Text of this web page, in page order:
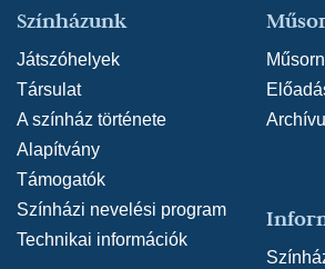
Színházunk
Játszóhelyek
Társulat
A színház története
Alapítvány
Támogatók
Színházi nevelési program
Technikai információk